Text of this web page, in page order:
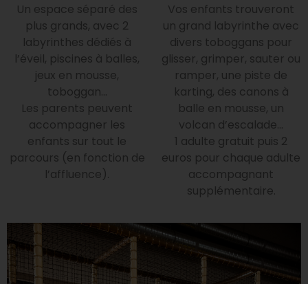
Un espace séparé des
plus grands, avec 2
labyrinthes dédiés à
l’éveil, piscines à balles,
jeux en mousse,
toboggan…
Les parents peuvent
accompagner les
enfants sur tout le
parcours (en fonction de
l’affluence).
Vos enfants trouveront
un grand labyrinthe avec
divers toboggans pour
glisser, grimper, sauter ou
ramper, une piste de
karting, des canons à
balle en mousse, un
volcan d’escalade…
1 adulte gratuit puis 2
euros pour chaque adulte
accompagnant
supplémentaire.